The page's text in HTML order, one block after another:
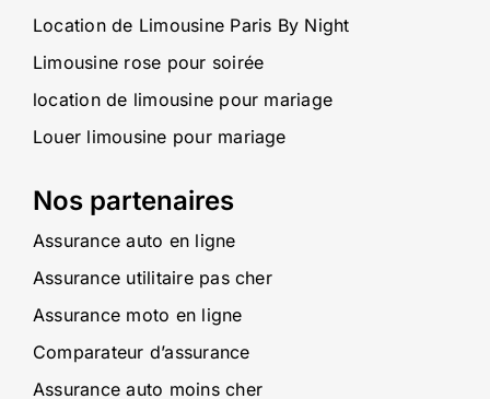
Location de Limousine Paris By Night
Limousine rose pour soirée
location de limousine pour mariage
Louer limousine pour mariage
Nos partenaires
Assurance auto en ligne
Assurance utilitaire pas cher
Assurance moto en ligne
Comparateur d’assurance
Assurance auto moins cher